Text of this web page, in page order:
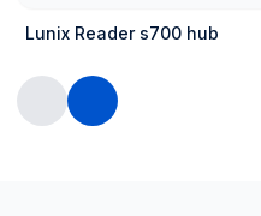
Lunix Reader s700 hub